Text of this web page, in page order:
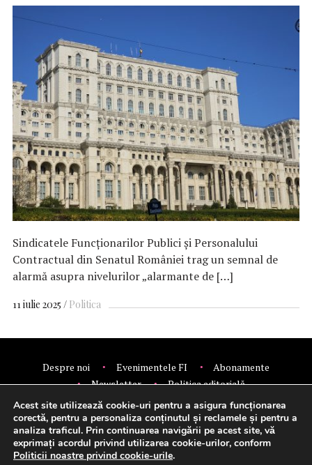
Sindicatele Funcţionarilor Publici şi Personalului
Contractual din Senatul României trag un semnal de
alarmă asupra nivelurilor „alarmante de […]
11 iulie 2025 Politica
Despre noi Evenimentele FI
Abonamente
Newsletter
Politica editorială
Politica de confidentialitate
Contact
Publicitate
© 2026 Financial Intelligence.
Acest site utilizează cookie-uri pentru a asigura funcționarea
corectă, pentru a personaliza conținutul și reclamele și pentru a
analiza traficul. Prin continuarea navigării pe acest site, vă
exprimați acordul privind utilizarea cookie-urilor, conform
Politicii noastre privind cookie-urile.